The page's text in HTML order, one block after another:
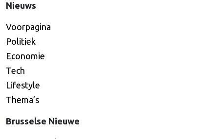
Nieuws
Voorpagina
Politiek
Economie
Tech
Lifestyle
Thema’s
Brusselse Nieuwe